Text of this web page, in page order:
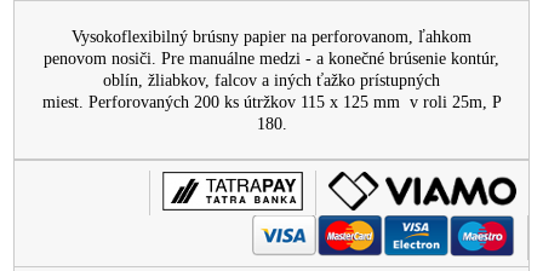
Vysokoflexibilný brúsny papier na perforovanom, ľahkom
penovom nosiči. Pre manuálne medzi - a konečné brúsenie kontúr,
oblín, žliabkov, falcov a iných ťažko prístupných
miest. Perforovaných 200 ks útržkov 115 x 125 mm v roli 25m, P
180.